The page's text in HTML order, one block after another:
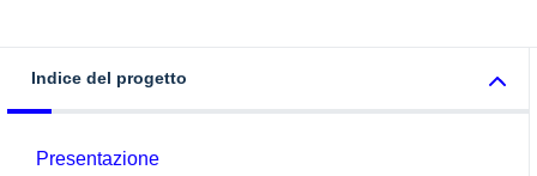
Indice del progetto
Presentazione